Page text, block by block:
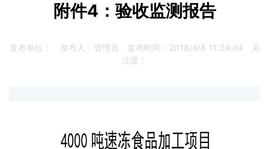
附件4：验收监测报告
发布单位： 发布人： 管理员 发布时间： 2018/4/8 11:34:04
关
注度：